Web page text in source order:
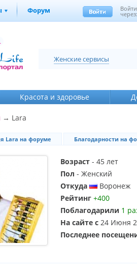
Форум Войти
Женские сервисы
Красота и здоровье
→ Lara
Lara на форуме Благодарности на
Возраст - 45 лет
Пол - Женский
Откуда
Воронеж
Рейтинг +400
Поблагодарили 1
На сайте с 24 Июня
Последнее